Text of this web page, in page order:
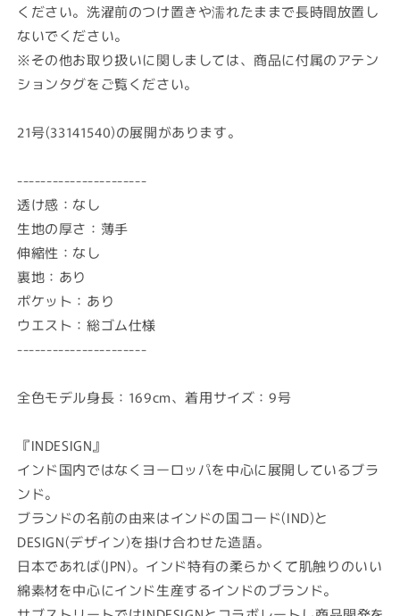
ください。洗濯前のつけ置きや濡れたままで長時間放置し
ないでください。
※その他お取り扱いに関しましては、商品に付属のアテン
ションタグをご覧ください。
21号(33141540)の展開があります。
----------------------
透け感：なし
生地の厚さ：薄手
伸縮性：なし
裏地：あり
ポケット：あり
ウエスト：総ゴム仕様
----------------------
全色モデル身長：169cm、着用サイズ：9号
『INDESIGN』
インド国内ではなくヨーロッパを中心に展開しているブラ
ンド。
ブランドの名前の由来はインドの国コード(IND)と
DESIGN(デザイン)を掛け合わせた造語。
日本であれば(JPN)。インド特有の柔らかくて肌触りのいい
綿素材を中心にインド生産するインドのブランド。